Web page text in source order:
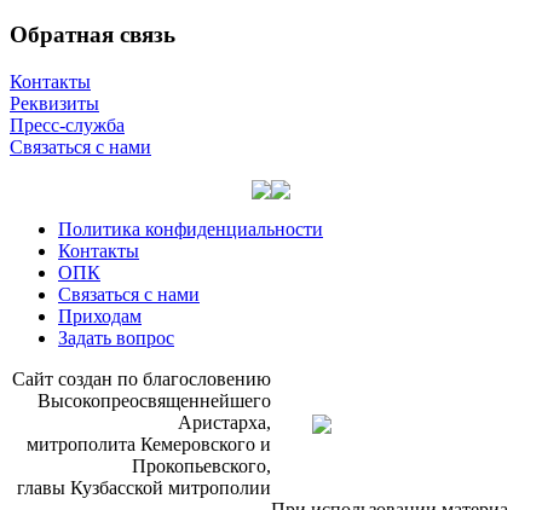
Обратная связь
Контакты
Реквизиты
Пресс-служба
Связаться с нами
Политика конфиденциальности
Контакты
ОПК
Связаться с нами
Приходам
Задать вопрос
Сайт со­здан по бла­го­сло­ве­нию
Вы­со­ко­прео­свя­щен­ней­ше­го
Ари­стар­ха,
мит­ро­по­ли­та Ке­ме­ров­ско­го и
Про­ко­пьев­ско­го,
гла­вы Куз­бас­ской мит­ро­по­лии